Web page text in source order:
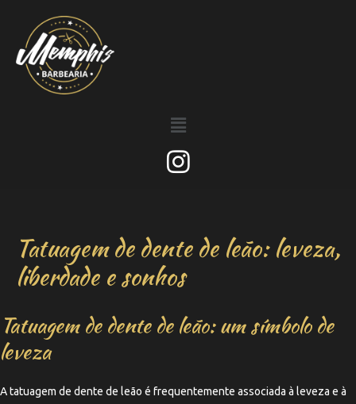
Tatuagem de dente de leão: leveza,
liberdade e sonhos
Tatuagem de dente de leão: um símbolo de
leveza
A tatuagem de dente de leão é frequentemente associada à leveza e à